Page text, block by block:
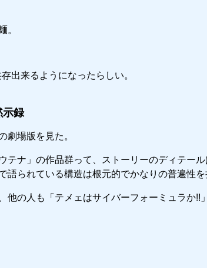
。
出来るようになったらしい。
示録
劇場版を見た。
テナ」の作品群って、ストーリーのディテー
語られている構造は根元的でかなりの普遍性
他の人も「テメェはサイバーフォーミュラか!!